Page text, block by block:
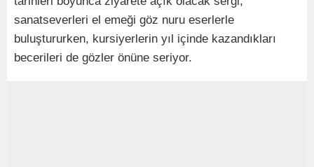
sanatseverleri el emeği göz nuru eserlerle
buluştururken, kursiyerlerin yıl içinde kazandıkları
becerileri de gözler önüne seriyor.